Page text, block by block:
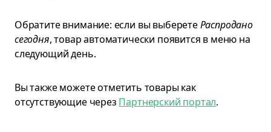
Обратите внимание: если вы выберетеРаспродано
сегодня, товар автоматически появится в меню на
следующий день.
Вы также можете отметить товары как
отсутствующие через Партнерский портал.